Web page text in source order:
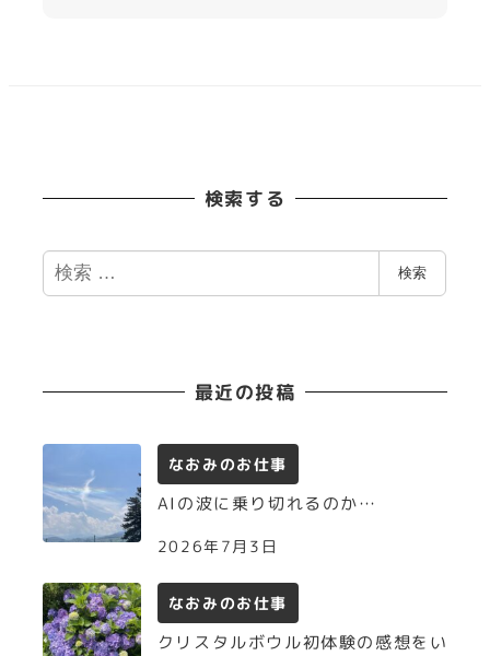
検索する
検
索
検索
最近の投稿
なおみのお仕事
AIの波に乗り切れるのか…
2026年7月3日
なおみのお仕事
クリスタルボウル初体験の感想をい